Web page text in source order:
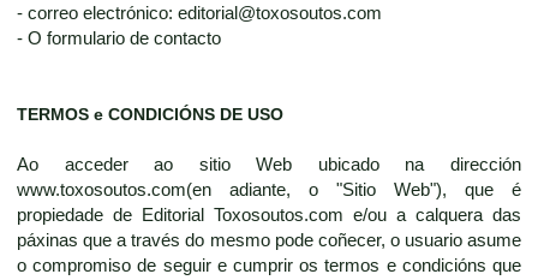
- correo electrónico: editorial@toxosoutos.com
- O formulario de contacto
TERMOS e CONDICIÓNS DE USO
Ao acceder ao sitio Web ubicado na dirección
www.toxosoutos.com(en adiante, o "Sitio Web"), que é
propiedade de Editorial Toxosoutos.com e/ou a calquera das
páxinas que a través do mesmo pode coñecer, o usuario asume
o compromiso de seguir e cumprir os termos e condicións que